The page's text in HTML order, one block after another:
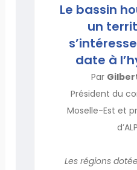
Le bassin
un
date à
Par
Président du
Moselle-Est et
Les régions